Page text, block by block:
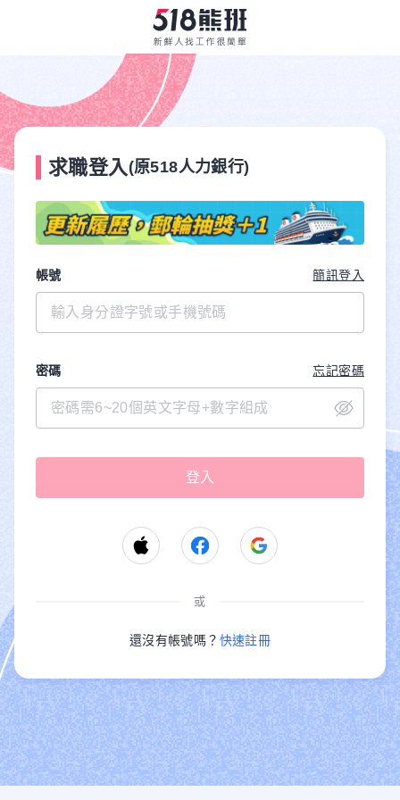
求職登入 (原518人力銀行)
帳號 簡訊登入
密碼 忘記密碼
或
還沒有帳號嗎？ 快速註冊